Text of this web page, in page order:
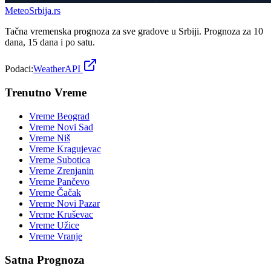
MeteoSrbija.rs
Tačna vremenska prognoza za sve gradove u Srbiji. Prognoza za 10
dana, 15 dana i po satu.
Podaci:WeatherAPI
Trenutno Vreme
Vreme Beograd
Vreme Novi Sad
Vreme Niš
Vreme Kragujevac
Vreme Subotica
Vreme Zrenjanin
Vreme Pančevo
Vreme Čačak
Vreme Novi Pazar
Vreme Kruševac
Vreme Užice
Vreme Vranje
Satna Prognoza